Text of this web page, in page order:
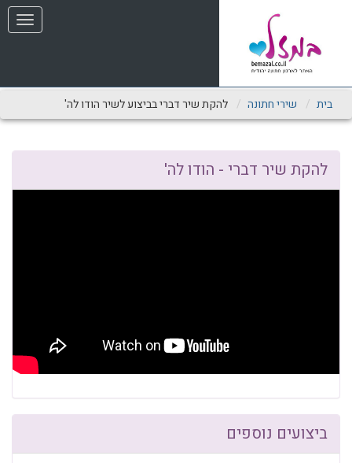
מַעֲרֶכֶת
בִּקְלִיק
לִנְגִישׁוּת
הָאֲתָר.
תפריט
בית שירי חתונה להקת שיר דברי בביצוע לשיר הודו לה'
להקת שיר דברי - הודו לה'
ביצועים נוספים